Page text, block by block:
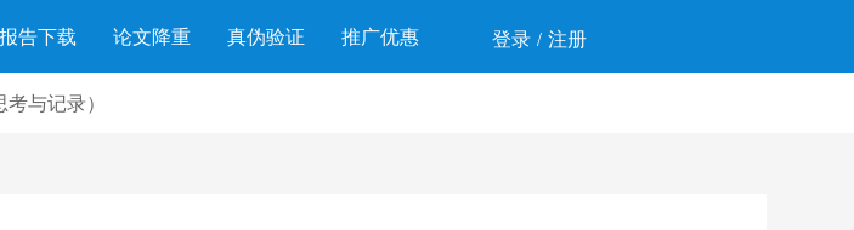
报告下载 论文降重 真伪验证 推广优惠 登录 / 注册
与记录）